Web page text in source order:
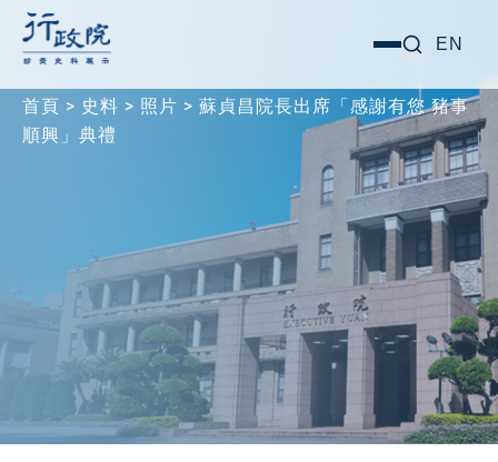
主
選
EN
首頁 > 史料 > 照片 > 蘇貞昌院長出席「感謝有您 豬事
順興」典禮